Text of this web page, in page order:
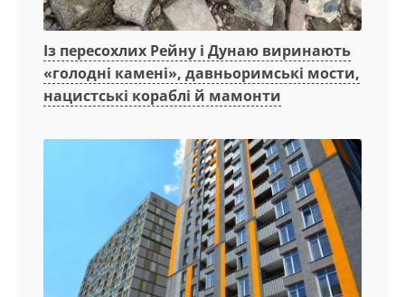
Із пересохлих Рейну і Дунаю виринають
«голодні камені», давньоримські мости,
нацистські кораблі й мамонти